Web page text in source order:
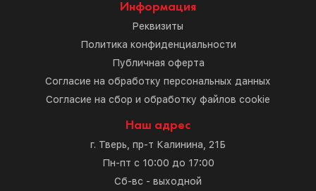
Информация
Реквизиты
Политика конфиденциальности
Публичная оферта
Согласие на обработку персональных данных
Согласие на сбор и обработку файлов cookie
Наш адрес
г. Тверь, пр-т Калинина, 21Б
Пн-пт с 10:00 до 17:00
Сб-вс - выходной